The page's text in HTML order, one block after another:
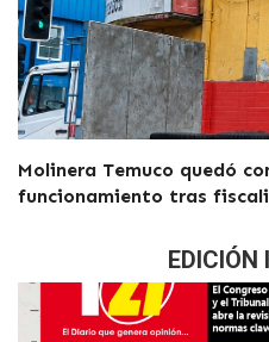
Molinera Temuco quedó
funcionamiento tras
EDICIÓN